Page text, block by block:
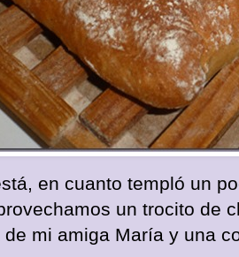
en cuanto templó un
un trocito de
de mi amiga María y una